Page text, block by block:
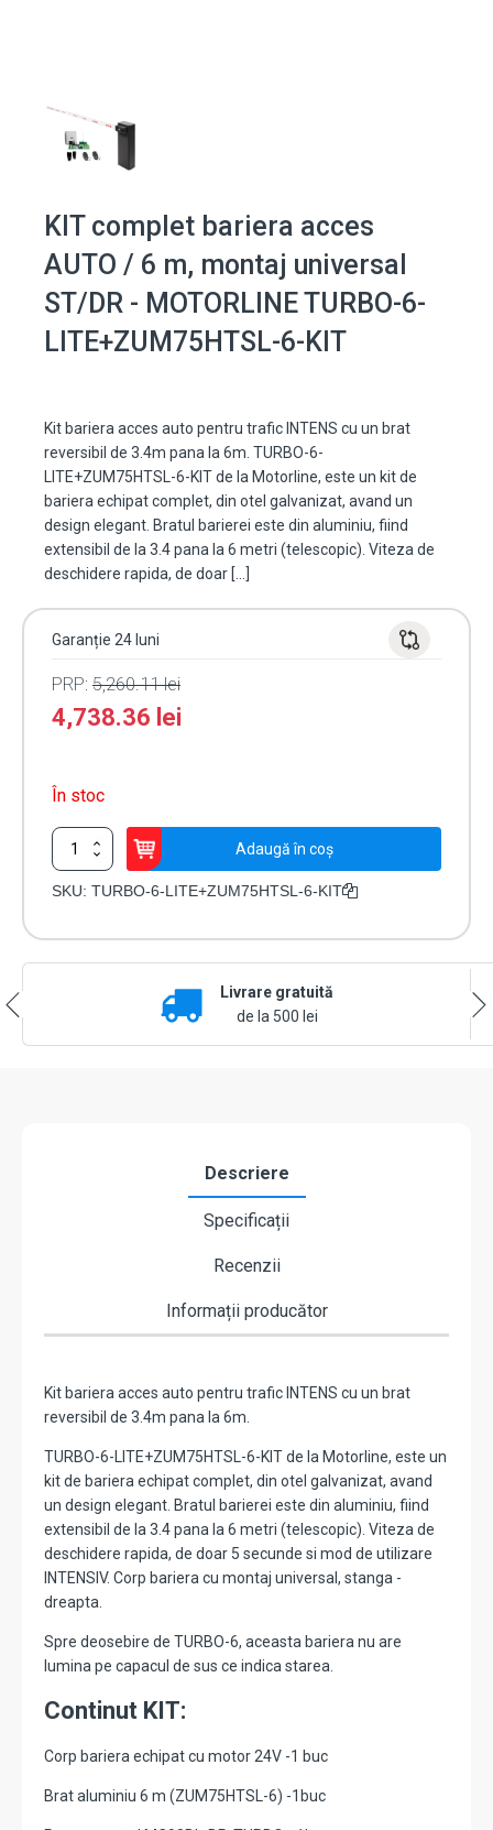
KIT complet bariera acces
AUTO / 6 m, montaj universal
ST/DR - MOTORLINE TURBO-6-
LITE+ZUM75HTSL-6-KIT
Kit bariera acces auto pentru trafic INTENS cu un brat
reversibil de 3.4m pana la 6m. TURBO-6-
LITE+ZUM75HTSL-6-KIT de la Motorline, este un kit de
bariera echipat complet, din otel galvanizat, avand un
design elegant. Bratul barierei este din aluminiu, fiind
extensibil de la 3.4 pana la 6 metri (telescopic). Viteza de
deschidere rapida, de doar […]
Garanție 24 luni
PRP: 5,260.11lei
4,738.36 lei
În stoc
Cantitate
KIT
complet
Adaugă în coș
SKU: TURBO-6-LITE+ZUM75HTSL-6-KIT
Livrare gratuită
de la 500 lei
Descriere
Specificații
Recenzii
Informații producător
Kit bariera acces auto pentru trafic INTENS cu un brat
reversibil de 3.4m pana la 6m.
TURBO-6-LITE+ZUM75HTSL-6-KIT de la Motorline, este un
kit de bariera echipat complet, din otel galvanizat, avand
un design elegant. Bratul barierei este din aluminiu, fiind
extensibil de la 3.4 pana la 6 metri (telescopic). Viteza de
deschidere rapida, de doar 5 secunde si mod de utilizare
INTENSIV. Corp bariera cu montaj universal, stanga -
dreapta.
Spre deosebire de TURBO-6, aceasta bariera nu are
lumina pe capacul de sus ce indica starea.
Continut KIT:
Corp bariera echipat cu motor 24V -1 buc
Brat aluminiu 6 m (ZUM75HTSL-6) -1buc